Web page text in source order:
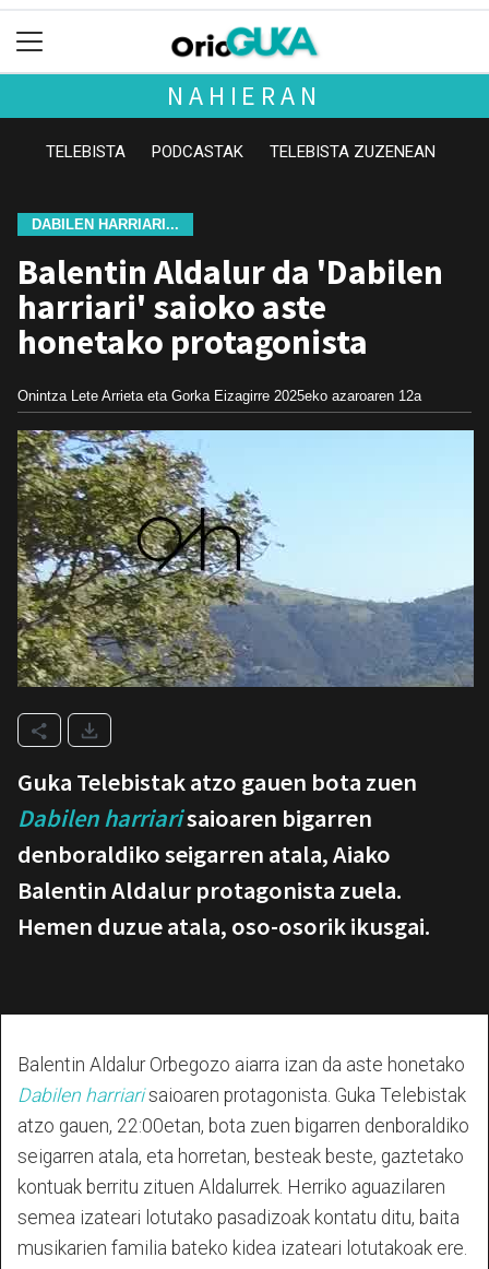
NAHIERAN
TELEBISTA PODCASTAK TELEBISTA ZUZENEAN
DABILEN HARRIARI...
Balentin Aldalur da 'Dabilen
harriari' saioko aste
honetako protagonista
Onintza Lete Arrieta eta Gorka Eizagirre 2025eko azaroaren 12a
Guka Telebistak atzo gauen bota zuen
Dabilen harriarisaioaren bigarren
denboraldiko seigarren atala, Aiako
Balentin Aldalur protagonista zuela.
Hemen duzue atala, oso-osorik ikusgai.
Balentin Aldalur Orbegozo aiarra izan da aste honetako
Dabilen harriari saioaren protagonista. Guka Telebistak
atzo gauen, 22:00etan, bota zuen bigarren denboraldiko
seigarren atala, eta horretan, besteak beste, gaztetako
kontuak berritu zituen Aldalurrek. Herriko aguazilaren
semea izateari lotutako pasadizoak kontatu ditu, baita
musikarien familia bateko kidea izateari lotutakoak ere.